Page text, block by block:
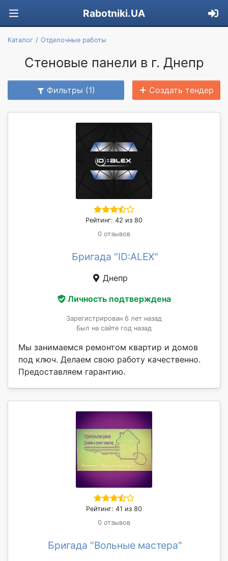
Rabotniki.UA
Каталог Отделочные работы
Стеновые панели в г. Днепр
Фильтры (1) Создать тендер
Рейтинг: 42 из 80
0 отзывов
Бригада "ID:ALEX"
Днепр
Личность подтверждена
Зарегистрирован 6 лет назад
Был на сайте год назад
Мы занимаемся ремонтом квартир и домов
под ключ. Делаем свою работу качественно.
Предоставляем гарантию.
Рейтинг: 41 из 80
0 отзывов
Бригада "Вольные мастера"